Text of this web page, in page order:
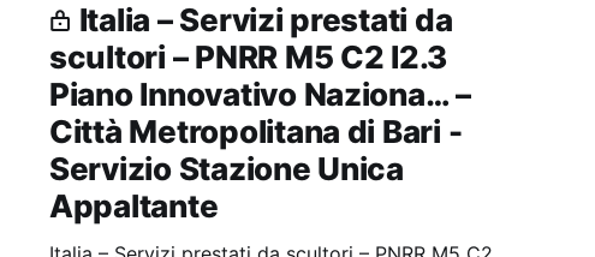
Italia – Servizi prestati da
scultori – PNRR M5 C2 I2.3
Piano Innovativo Naziona… –
Città Metropolitana di Bari -
Servizio Stazione Unica
Appaltante